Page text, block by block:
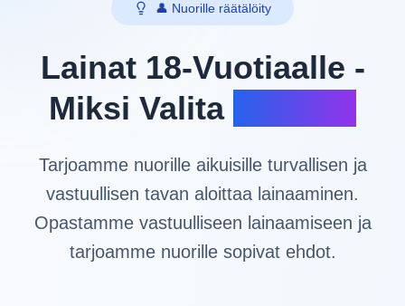
👤 Nuorille räätälöity
Lainat 18-Vuotiaalle -
Miksi Valita
Tarjoamme nuorille aikuisille turvallisen ja
vastuullisen tavan aloittaa lainaaminen.
Opastamme vastuulliseen lainaamiseen ja
tarjoamme nuorille sopivat ehdot.